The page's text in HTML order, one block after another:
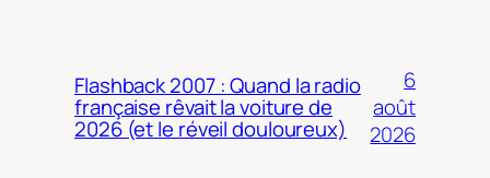
Flashback 2007 : Quand la radio
française rêvait la voiture de
2026 (et le réveil douloureux)
6
août
2026